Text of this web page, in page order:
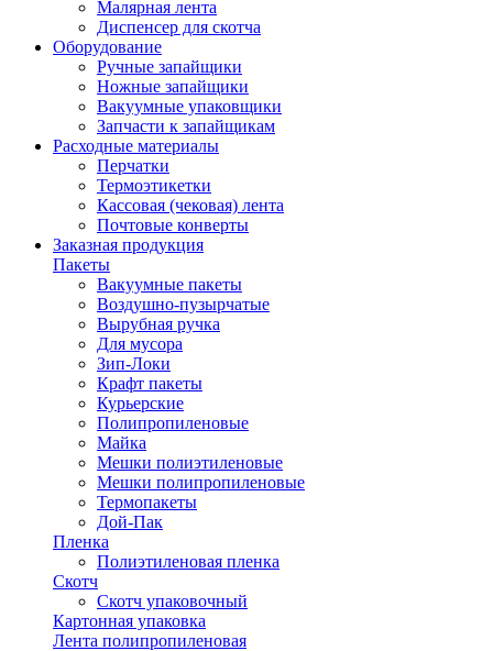
Малярная лента
Диспенсер для скотча
Оборудование
Ручные запайщики
Ножные запайщики
Вакуумные упаковщики
Запчасти к запайщикам
Расходные материалы
Перчатки
Термоэтикетки
Кассовая (чековая) лента
Почтовые конверты
Заказная продукция
Пакеты
Вакуумные пакеты
Воздушно-пузырчатые
Вырубная ручка
Для мусора
Зип-Локи
Крафт пакеты
Курьерские
Полипропиленовые
Майка
Мешки полиэтиленовые
Мешки полипропиленовые
Термопакеты
Дой-Пак
Пленка
Полиэтиленовая пленка
Скотч
Скотч упаковочный
Картонная упаковка
Лента полипропиленовая